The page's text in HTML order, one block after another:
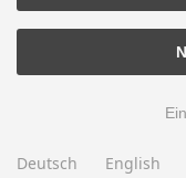
Deutsch English